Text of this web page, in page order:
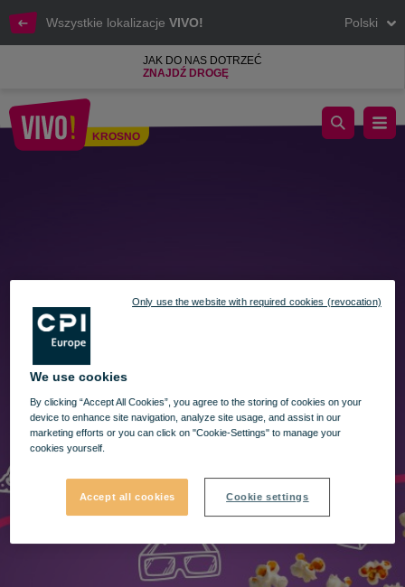
Wszystkie lokalizacje VIVO! Polski
JAK DO NAS DOTRZEĆ
ZNAJDŹ DROGĘ
KROSNO
Niedzielna rozrywka z rodziną w VIVO!
We use cookies
By clicking “Accept All Cookies”, you agree to the storing of cookies on your
device to enhance site navigation, analyze site usage, and assist in our
marketing efforts or you can click on "Cookie-Settings" to manage your
cookies yourself.
Accept all cookies Cookie settings
Only use the website with required cookies (revocation)